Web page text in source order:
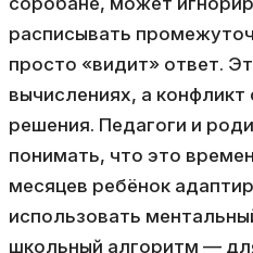
расписывать
просто «видит» ответ.
вычислениях, а
решения. Педагоги и
понимать, что это
месяцев ребёнок
использовать
школьный алгоритм —